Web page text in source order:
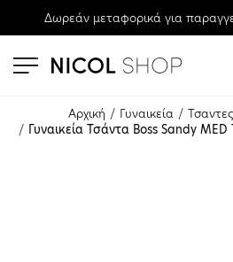
Δωρεάν μεταφορικά για
Αρχική Γυναικεία Τσαντες
Γυναικεία Τσάντα Boss Sandy